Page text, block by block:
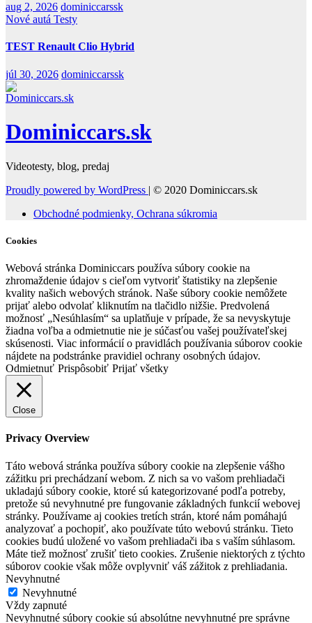
aug 2, 2026 dominiccarssk
Nové autá Testy
TEST Renault Clio Hybrid
júl 30, 2026 dominiccarssk
Dominiccars.sk
Videotesty, blog, predaj
Proudly powered by WordPress | © 2020 Dominiccars.sk
Obchodné podmienky, Ochrana súkromia
Cookies
Webová stránka Dominiccars používa súbory cookie na
zhromaždenie údajov s cieľom vytvoriť štatistiky na zlepšenie
kvality našich webových stránok. Naše súbory cookie nemôžete
prijať alebo odvolať kliknutím na tlačidlo nižšie. Predvolená
možnosť „Nesúhlasím“ sa uplatňuje v prípade, že sa nevyskytuje
žiadna voľba a odmietnutie nie je súčasťou vašej používateľskej
skúsenosti. Viac informácií o pravidlách používania súborov cookie
nájdete na podstránke pravidiel ochrany osobných údajov.
Odmietnuť Prispôsobiť Prijať všetky
Close
Privacy Overview
Táto webová stránka používa súbory cookie na zlepšenie vášho
zážitku pri prechádzaní webom. Z nich sa vo vašom prehliadači
ukladajú súbory cookie, ktoré sú kategorizované podľa potreby,
pretože sú nevyhnutné pre fungovanie základných funkcií webovej
stránky. Používame aj cookies tretích strán, ktoré nám pomáhajú
analyzovať a pochopiť, ako používate túto webovú stránku. Tieto
cookies budú uložené vo vašom prehliadači iba s vaším súhlasom.
Máte tiež možnosť zrušiť tieto cookies. Zrušenie niektorých z týchto
súborov cookie však môže ovplyvniť váš zážitok z prehliadania.
Nevyhnutné
Nevyhnutné
Vždy zapnuté
Nevyhnutné súbory cookie sú absolútne nevyhnutné pre správne